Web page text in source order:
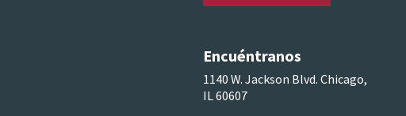
Encuéntranos
1140 W. Jackson Blvd. Chicago,
IL 60607